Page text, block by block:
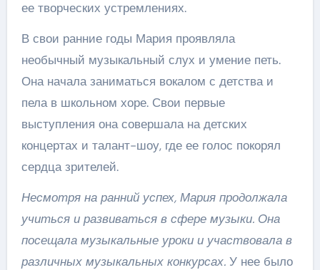
ее творческих устремлениях.
В свои ранние годы Мария проявляла
необычный музыкальный слух и умение петь.
Она начала заниматься вокалом с детства и
пела в школьном хоре. Свои первые
выступления она совершала на детских
концертах и талант-шоу, где ее голос покорял
сердца зрителей.
Несмотря на ранний успех, Мария продолжала
учиться и развиваться в сфере музыки. Она
посещала музыкальные уроки и участвовала в
различных музыкальных конкурсах.У нее было